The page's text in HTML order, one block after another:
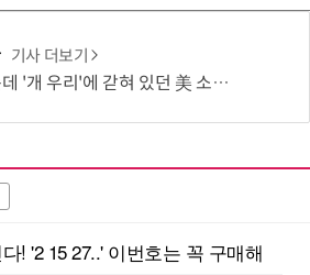
기사 더보기
'에 갇혀 있던 美 소년…“아이가 스스로 들어갔다?”